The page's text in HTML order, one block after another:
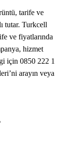
tarife ve
tutar. Turkcell
ve fiyatlarında
hizmet
için 0850 222 1
arayın veya